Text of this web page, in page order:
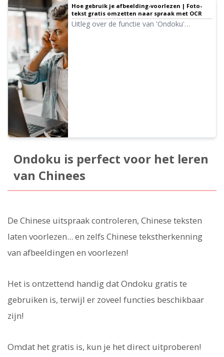
Hoe gebruik je afbeelding-voorlezen | Foto-
tekst gratis omzetten naar spraak met OCR
Uitleg over de functie van 'Ondoku'
Ondoku is perfect voor het leren
van Chinees
De Chinese uitspraak controleren, Chinese teksten
laten voorlezen... en zelfs Chinese tekstherkenning
van afbeeldingen en voorlezen!
Het is ontzettend handig dat Ondoku gratis te
gebruiken is, terwijl er zoveel functies beschikbaar
zijn!
Omdat het gratis is, kun je het direct uitproberen!